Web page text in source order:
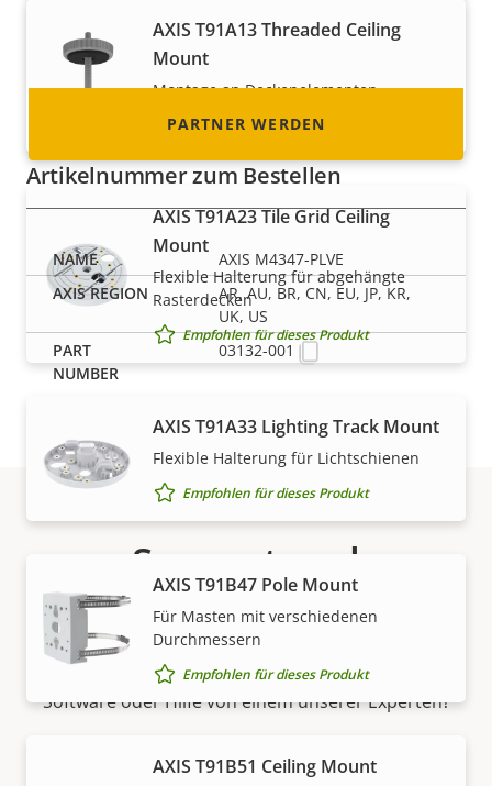
AXIS T91A13 Threaded Ceiling
Mount
Montage an Deckenelementen
Empfohlen für dieses Produkt
AXIS T91A23 Tile Grid Ceiling
Mount
Flexible Halterung für abgehängte
Rasterdecken
Empfohlen für dieses Produkt
AXIS T91A33 Lighting Track Mount
Flexible Halterung für Lichtschienen
Empfohlen für dieses Produkt
AXIS T91B47 Pole Mount
Für Masten mit verschiedenen
Durchmessern
Empfohlen für dieses Produkt
AXIS T91B51 Ceiling Mount
werden können!
PARTNER WERDEN
Artikelnummer zum Bestellen
AXIS M4347-PLVE
AR, AU, BR, CN, EU, JP, KR,
UK, US
03132-001
Support und
Ressourcen
Benötigen Sie Informationen zu Produkten von Axis,
Software oder Hilfe von einem unserer Experten?